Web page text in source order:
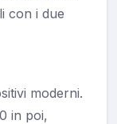
con i due
moderni.
in poi,